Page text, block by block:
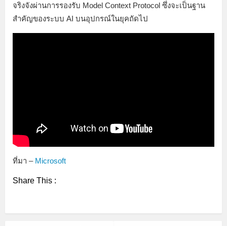
จริงจังผ่านการรองรับ Model Context Protocol ซึ่งจะเป็นฐาน
สำคัญของระบบ AI บนอุปกรณ์ในยุคถัดไป
ที่มา – Microsoft
Share This :